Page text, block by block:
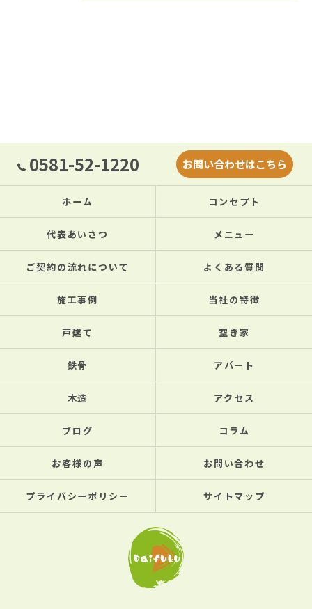
0581-52-1220 お問い合わせはこちら
ホーム コンセプト
代表あいさつ メニュー
ご契約の流れについて よくある質問
施工事例 当社の特徴
戸建て 空き家
鉄骨 アパート
木造 アクセス
ブログ コラム
お客様の声 お問い合わせ
プライバシーポリシー サイトマップ